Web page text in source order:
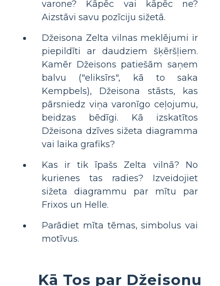
varone? Kāpēc vai kāpēc ne?
Aizstāvi savu pozīciju sižetā.
Džeisona Zelta vilnas meklējumi ir
piepildīti ar daudziem šķēršļiem.
Kamēr Džeisons patiešām saņem
balvu ("eliksīrs", kā to saka
Kempbels), Džeisona stāsts, kas
pārsniedz viņa varonīgo ceļojumu,
beidzas bēdīgi. Kā izskatītos
Džeisona dzīves sižeta diagramma
vai laika grafiks?
Kas ir tik īpašs Zelta vilnā? No
kurienes tas radies? Izveidojiet
sižeta diagrammu par mītu par
Frixos un Helle.
Parādiet mīta tēmas, simbolus vai
motīvus.
Kā Tos par Džeisonu